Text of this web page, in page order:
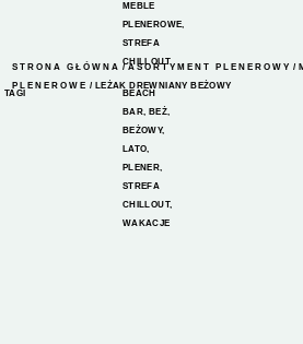
MEBLE
PLENEROWE,
STREFA
CHILLOUT
TAGI
BEACH
BAR, BEŻ,
BEŻOWY,
LATO,
PLENER,
STREFA
CHILLOUT,
WAKACJE
STRONA GŁÓWNA /ASORTYMENT PLENEROWY /
PLENEROWE / LEŻAK DREWNIANY BEŻOWY